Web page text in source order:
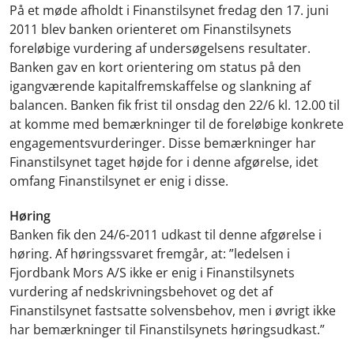
På et møde afholdt i Finanstilsynet fredag den 17. juni
2011 blev banken orienteret om Finanstilsynets
foreløbige vurdering af undersøgelsens resultater.
Banken gav en kort orientering om status på den
igangværende kapitalfremskaffelse og slankning af
balancen. Banken fik frist til onsdag den 22/6 kl. 12.00 til
at komme med bemærkninger til de foreløbige konkrete
engagementsvurderinger. Disse bemærkninger har
Finanstilsynet taget højde for i denne afgørelse, idet
omfang Finanstilsynet er enig i disse.
Høring
Banken fik den 24/6-2011 udkast til denne afgørelse i
høring. Af høringssvaret fremgår, at: ”ledelsen i
Fjordbank Mors A/S ikke er enig i Finanstilsynets
vurdering af nedskrivningsbehovet og det af
Finanstilsynet fastsatte solvensbehov, men i øvrigt ikke
har bemærkninger til Finanstilsynets høringsudkast.”